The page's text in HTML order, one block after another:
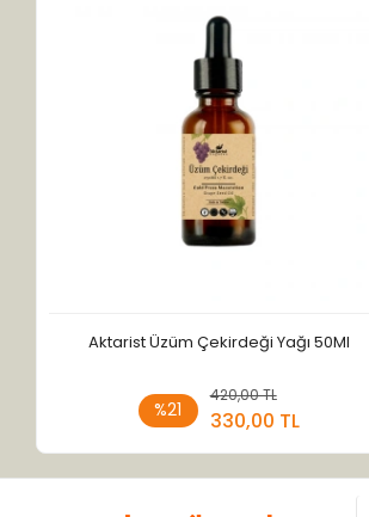
Aktarist Üzüm Çekirdeği Yağı 50Ml
%21
420,00 TL
330,00 TL
Sepete Ekle